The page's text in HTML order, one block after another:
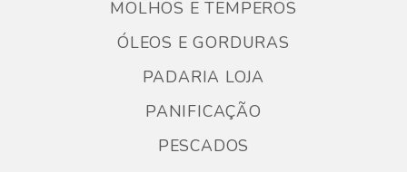
MOLHOS E TEMPEROS
ÓLEOS E GORDURAS
PADARIA LOJA
PANIFICAÇÃO
PESCADOS